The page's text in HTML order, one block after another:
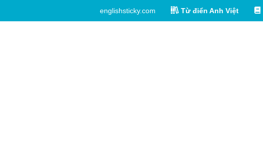
englishsticky.com Từ điển Anh Việt